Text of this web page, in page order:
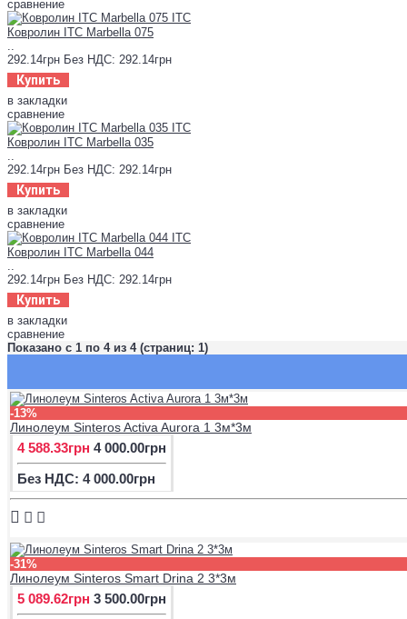
сравнение
Ковролин ITC Marbella 075
..
292.14грн Без НДС: 292.14грн
Купить
в закладки
сравнение
Ковролин ITC Marbella 035
..
292.14грн Без НДС: 292.14грн
Купить
в закладки
сравнение
Ковролин ITC Marbella 044
..
292.14грн Без НДС: 292.14грн
Купить
в закладки
сравнение
Показано с 1 по 4 из 4 (страниц: 1)
-13%
Линолеум Sinteros Activa Aurora 1 3м*3м
4 588.33грн 4 000.00грн
Без НДС: 4 000.00грн
-31%
Линолеум Sinteros Smart Drina 2 3*3м
5 089.62грн 3 500.00грн